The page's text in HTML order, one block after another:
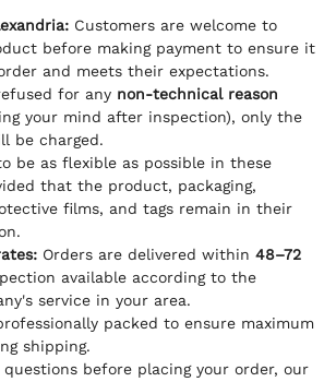
Customers are welcome to
before making payment to ensure it
and meets their expectations.
for any non-technical reason
your mind after inspection), only the
be charged.
be as flexible as possible in these
that the product, packaging,
films, and tags remain in their
Orders are delivered within 48–72
available according to the
service in your area.
packed to ensure maximum
shipping.
questions before placing your order, our